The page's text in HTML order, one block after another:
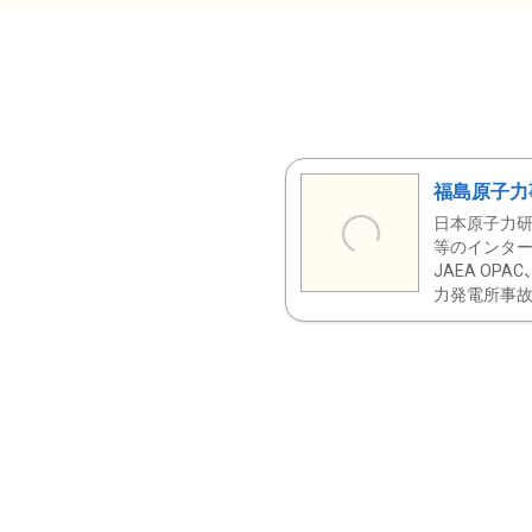
福島原子
日本原子力
等のインタ
JAEA OPAC
力発電所事